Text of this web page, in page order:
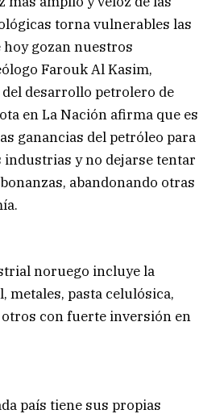
torna vulnerables las
hoy gozan nuestros
Farouk Al Kasim,
desarrollo petrolero de
en La Nación afirma que es
ganancias del petróleo para
y no dejarse tentar
abandonando otras
noruego incluye la
metales, pasta celulósica,
con fuerte inversión en
país tiene sus propias